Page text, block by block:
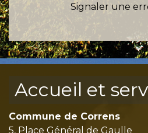
Signaler une
Accueil et
Commune de Correns
5, Place Général de Gaulle